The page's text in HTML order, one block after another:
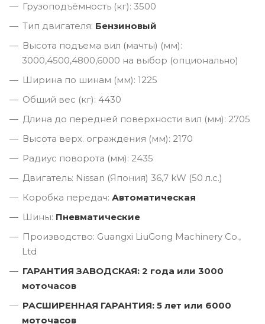
Грузоподъёмность (кг): 3500
Тип двигателя: Бензиновый
Высота подъема вил (мачты) (мм):
3000,4500,4800,6000 на выбор (опционально)
Ширина по шинам (мм): 1225
Общий вес (кг): 4430
Длина до передней поверхности вил (мм): 2705
Высота верх. ограждения (мм): 2170
Радиус поворота (мм): 2435
Двигатель: Nissan (Япония) 36,7 kW (50 л.с.)
Коробка передач: Автоматическая
Шины: Пневматические
Производство: Guangxi LiuGong Machinery Co.,
Ltd
ГАРАНТИЯ ЗАВОДСКАЯ: 2 года или 3000
моточасов
РАСШИРЕННАЯ ГАРАНТИЯ: 5 лет или 6000
моточасов